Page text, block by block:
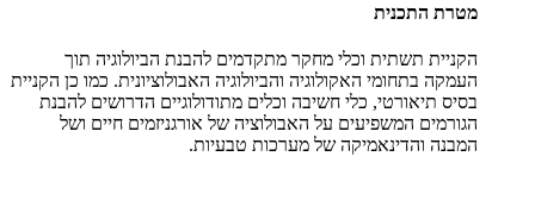
מטרת התכנית
הקניית תשתית וכלי מחקר מתקדמים להבנת הביולוגיה תוך
העמקה בתחומי האקולוגיה והביולוגיה האבולוציונית. כמו כן הקניית
בסיס תיאורטי, כלי חשיבה וכלים מתודולוגיים הדרושים להבנת
הגורמים המשפיעים על האבולוציה של אורגניזמים חיים ושל
המבנה והדינאמיקה של מערכות טבעיות.